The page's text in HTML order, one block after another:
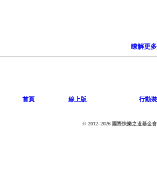
瞭解更
首頁 線上版 行動
© 2012–2026 國際快樂之道基金